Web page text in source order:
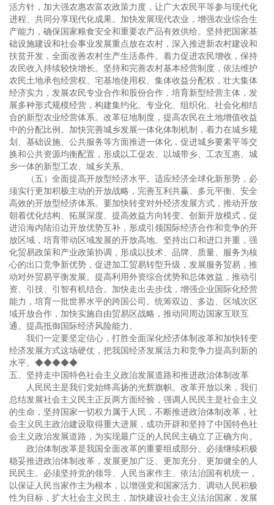
活方针，加大强农惠农富农政策力度，让广大农民平等参与现代化
进程、共同分享现代化成果。加快发展现代农业，增强农业综合生
产能力，确保国家粮食安全和重要农产品有效供给。坚持把国家基
础设施建设和社会事业发展重点放在农村，深入推进新农村建设和
扶贫开发，全面改善农村生产生活条件。着力促进农民增收，保持
农民收入持续较快增长。坚持和完善农村基本经营制度，依法维护
农民土地承包经营权、宅基地使用权、集体收益分配权，壮大集体
经济实力，发展农民专业合作和股份合作，培育新型经营主体，发
展多种形式规模经营，构建集约化、专业化、组织化、社会化相结
合的新型农业经营体系。改革征地制度，提高农民在土地增值收益
中的分配比例。加快完善城乡发展一体化体制机制，着力在城乡规
划、基础设施、公共服务等方面推进一体化，促进城乡要素平等交
换和公共资源均衡配置，形成以工促农、以城带乡、工农互惠、城
乡一体的新型工农、城乡关系。
（五）全面提高开放型经济水平。适应经济全球化新形势，必
须实行更加积极主动的开放战略，完善互利共赢、多元平衡、安全
高效的开放型经济体系。要加快转变对外经济发展方式，推动开放
朝着优化结构、拓展深度、提高效益方向转变。创新开放模式，促
进沿海内陆沿边开放优势互补，形成引领国际经济合作和竞争的开
放区域，培育带动区域发展的开放高地。坚持出口和进口并重，强
化贸易政策和产业政策协调，形成以技术、品牌、质量、服务为核
心的出口竞争新优势，促进加工贸易转型升级，发展服务贸易，推
动对外贸易平衡发展。提高利用外资综合优势和总体效益，推动引
资、引技、引智有机结合。加快走出去步伐，增强企业国际化经营
能力，培育一批世界水平的跨国公司。统筹双边、多边、区域次区
域开放合作，加快实施自由贸易区战略，推动同周边国家互联互
通。提高抵御国际经济风险能力。
我们一定要坚定信心，打胜全面深化经济体制改革和加快转变
经济发展方式这场硬仗，把我国经济发展活力和竞争力提高到新的
水平。◆◆◆◆◆
五、坚持走中国特色社会主义政治发展道路和推进政治体制改革
人民民主是我们党始终高扬的光辉旗帜。改革开放以来，我们
总结发展社会主义民主正反两方面经验，强调人民民主是社会主义
的生命，坚持国家一切权力属于人民，不断推进政治体制改革，社
会主义民主政治建设取得重大进展，成功开辟和坚持了中国特色社
会主义政治发展道路，为实现最广泛的人民民主确立了正确方向。
政治体制改革是我国全面改革的重要组成部分。必须继续积极
稳妥推进政治体制改革，发展更加广泛、更加充分、更加健全的人
民民主。必须坚持党的领导、人民当家作主、依法治国有机统一，
以保证人民当家作主为根本，以增强党和国家活力、调动人民积极
性为目标，扩大社会主义民主，加快建设社会主义法治国家，发展